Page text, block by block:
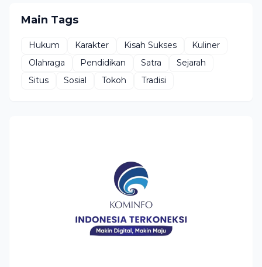
Main Tags
Hukum Karakter Kisah Sukses
Kuliner
Olahraga
Pendidikan Satra
Sejarah
Situs
Sosial Tokoh Tradisi